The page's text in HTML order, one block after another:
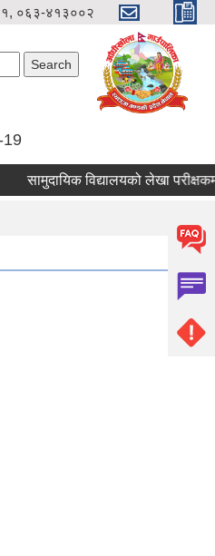
०६३-४१३००२
19
सामुदायिक विद्यालयको लेखा परीक्षकमा